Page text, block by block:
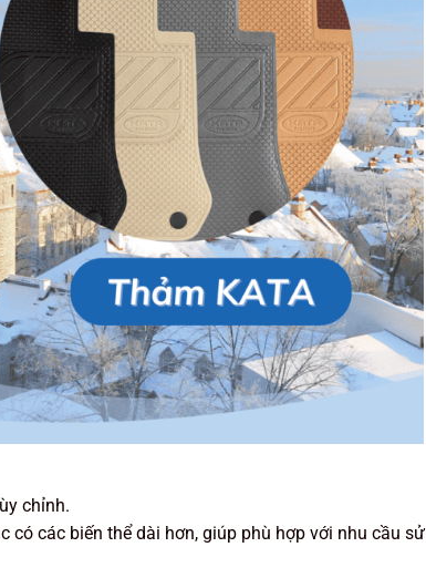
chỉnh.
có các biến thể dài hơn, giúp phù hợp với nhu cầu sử